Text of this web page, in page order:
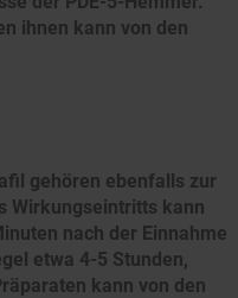
ihnen kann von den
gehören ebenfalls zur
Wirkungseintritts kann
nach der Einnahme
etwa 4-5 Stunden,
kann von den